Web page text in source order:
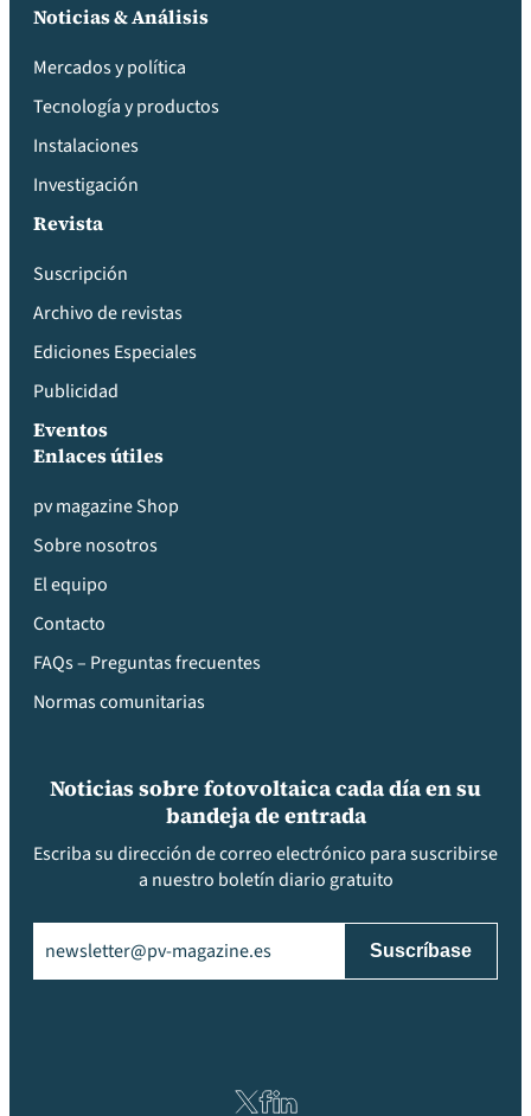
Noticias & Análisis
Mercados y política
Tecnología y productos
Instalaciones
Investigación
Revista
Suscripción
Archivo de revistas
Ediciones Especiales
Publicidad
Eventos
Enlaces útiles
pv magazine Shop
Sobre nosotros
El equipo
Contacto
FAQs – Preguntas frecuentes
Normas comunitarias
Noticias sobre fotovoltaica cada día en su
bandeja de entrada
Escriba su dirección de correo electrónico para suscribirse
a nuestro boletín diario gratuito